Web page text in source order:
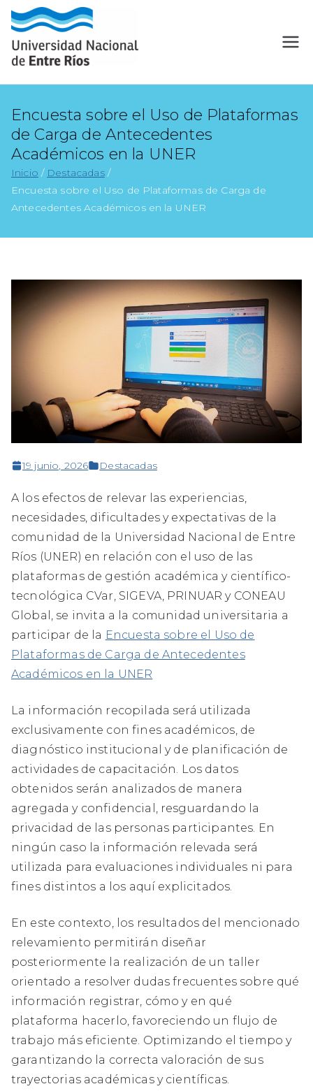
Encuesta sobre el Uso de Plataformas
de Carga de Antecedentes
Académicos en la UNER
Inicio
Destacadas
Encuesta sobre el Uso de Plataformas de Carga de
Antecedentes Académicos en la UNER
19 junio, 2026 Destacadas
A los efectos de relevar las experiencias,
necesidades, dificultades y expectativas de la
comunidad de la Universidad Nacional de Entre
Ríos (UNER) en relación con el uso de las
plataformas de gestión académica y científico-
tecnológica CVar, SIGEVA, PRINUAR y CONEAU
Global, se invita a la comunidad universitaria a
participar de la Encuesta sobre el Uso de
Plataformas de Carga de Antecedentes
Académicos en la UNER
La información recopilada será utilizada
exclusivamente con fines académicos, de
diagnóstico institucional y de planificación de
actividades de capacitación. Los datos
obtenidos serán analizados de manera
agregada y confidencial, resguardando la
privacidad de las personas participantes. En
ningún caso la información relevada será
utilizada para evaluaciones individuales ni para
fines distintos a los aquí explicitados.
En este contexto, los resultados del mencionado
relevamiento permitirán diseñar
posteriormente la realización de un taller
orientado a resolver dudas frecuentes sobre qué
información registrar, cómo y en qué
plataforma hacerlo, favoreciendo un flujo de
trabajo más eficiente. Optimizando el tiempo y
garantizando la correcta valoración de sus
trayectorias académicas y científicas.